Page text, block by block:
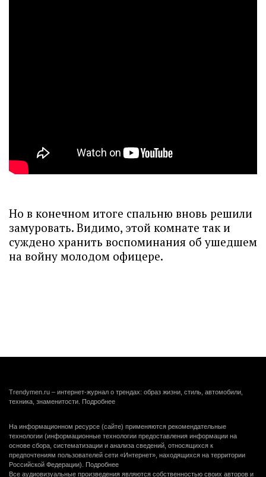
Но в конечном итоге спальню вновь решили
замуровать. Видимо, этой комнате так и
суждено хранить воспоминания об ушедшем
на войну молодом офицере.
Trendymen.ru – интернет-журнал о трендах: образ жизни, стиль, автомобили,
техника, знаменитости. Подробнее
На информационном ресурсе (сайте) применяются рекомендательные
технологии (информационные технологии предоставления информации на
основе сбора, систематизации и анализа сведений, относящихся к
предпочтениям пользователей сети «Интернет», находящихся на территории
Российской Федерации). Подробнее
Все аудиовизуальные произведения являются собственностью своих авторов и